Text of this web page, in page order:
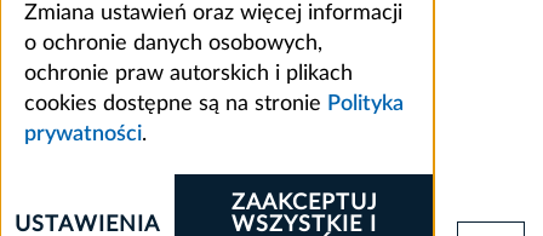
Zmiana ustawień oraz więcej informacji
o ochronie danych osobowych,
ochronie praw autorskich i plikach
cookies dostępne są na stronie Polityka
prywatności.
ZAAKCEPTUJ
WSZYSTKIE I
USTAWIENIA